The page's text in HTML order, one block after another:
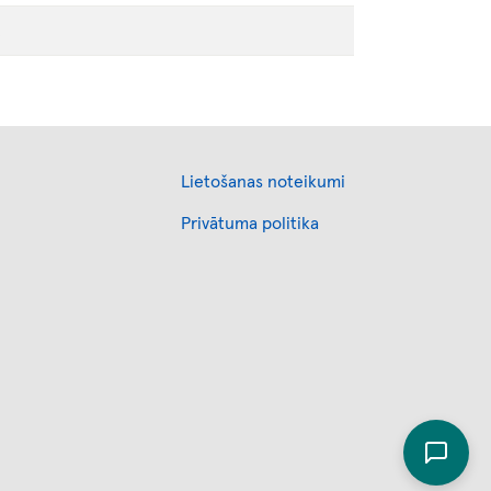
Lietošanas noteikumi
Privātuma politika